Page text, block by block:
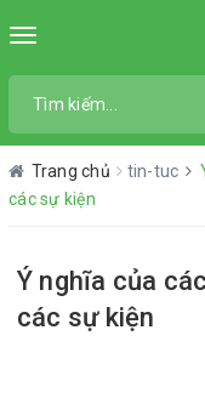
Toggle
Trang chủ tin-tuc
các sự kiện
Ý nghĩa của
các sự kiện